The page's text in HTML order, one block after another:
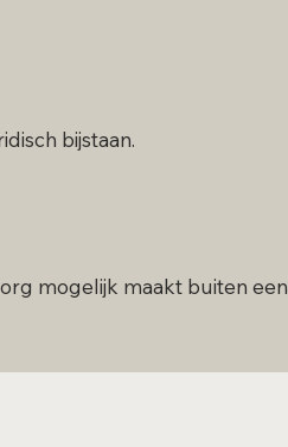
bijstaan.
mogelijk maakt buiten een